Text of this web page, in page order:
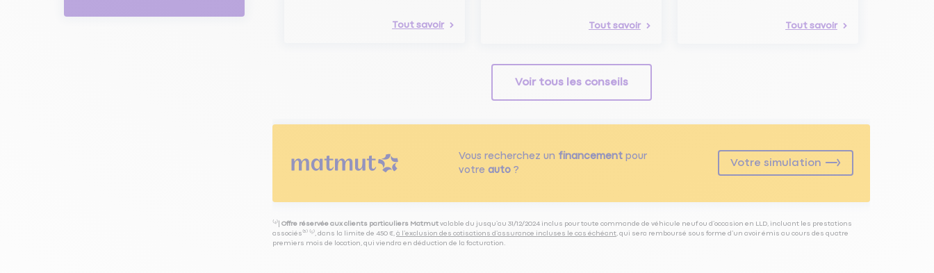
Tout savoir Tout savoir Tout savoir
Voir tous les conseils
Vous recherchez un financementpour
votre auto?
Votre simulation
⁽⁴⁾| Offre réservée aux clients particuliers Matmut valable du jusqu’au 31/12/2024 inclus pour toute commande de véhicule neuf ou d’occasion en LLD, incluant les prestations
associés⁽³⁾ ⁽⁵⁾, dans la limite de 450 €, à l’exclusion des cotisations d’assurance incluses le cas échéant , qui sera remboursé sous forme d’un avoir émis au cours des quatre
premiers mois de location, qui viendra en déduction de la facturation.